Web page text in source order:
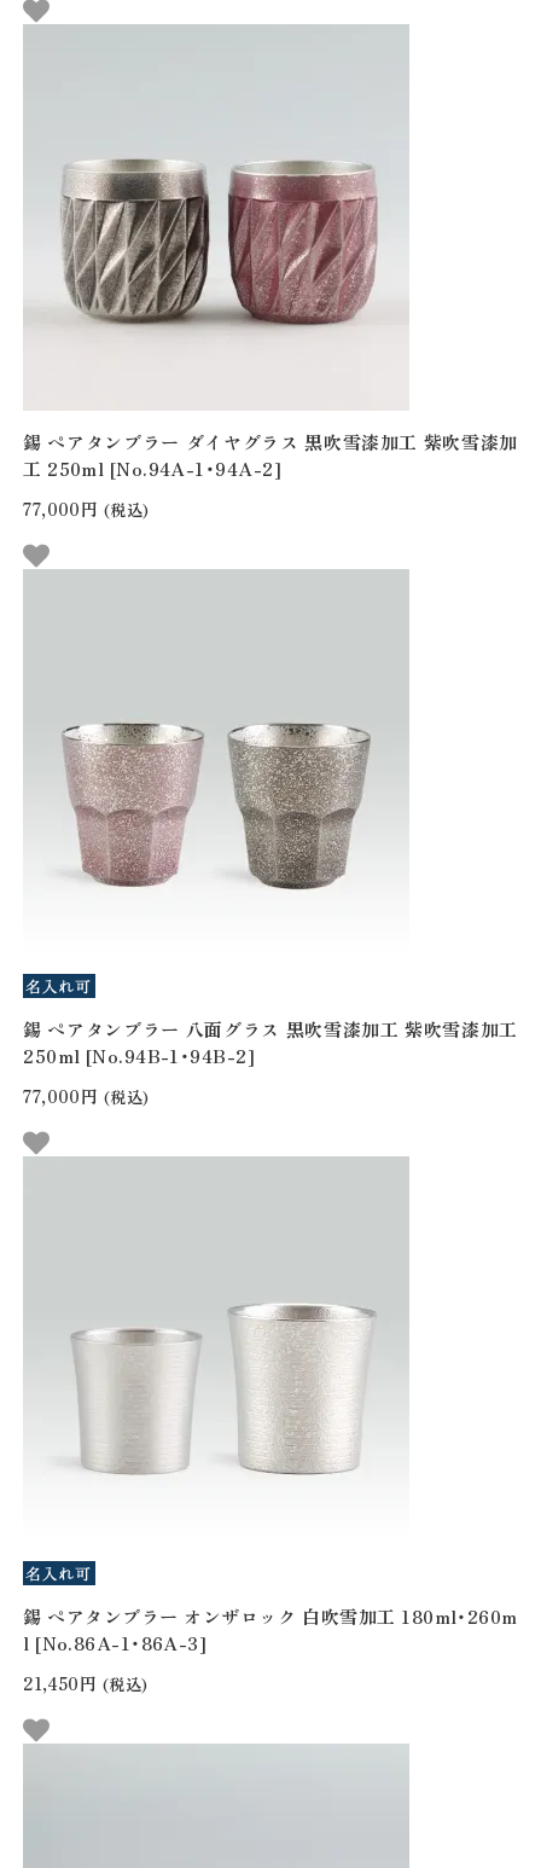
錫 ペアタンブラー ダイヤグラス 黒吹雪漆加工 紫吹雪漆加
工 250ml [No.94A-1・94A-2]
77,000円 (税込)
錫 ペアタンブラー 八面グラス 黒吹雪漆加工 紫吹雪漆加工
250ml [No.94B-1・94B-2]
77,000円 (税込)
錫 ペアタンブラー オンザロック 白吹雪加工 180ml・260m
l [No.86A-1・86A-3]
21,450円 (税込)